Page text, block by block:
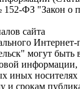
152-ФЗ "Закон о
сайта
Интернет-
могут быть
информации,
иных носителях
и срокам